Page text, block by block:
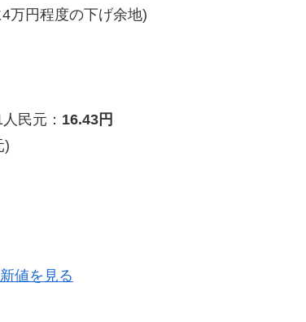
4万円程度の下げ余地)
民元： 16.43円
)
値を見る